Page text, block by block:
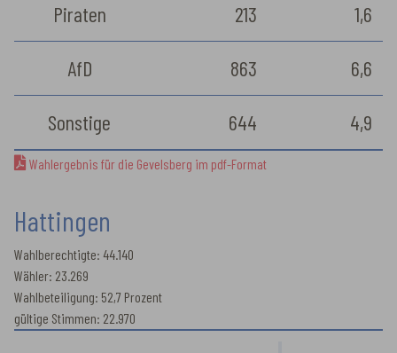
Piraten 213 1,6
AfD 863 6,6
Sonstige 644 4,9
Wahlergebnis für die Gevelsberg im pdf-Format
Hattingen
Wahlberechtigte: 44.140
Wähler: 23.269
Wahlbeteiligung: 52,7 Prozent
gültige Stimmen: 22.970